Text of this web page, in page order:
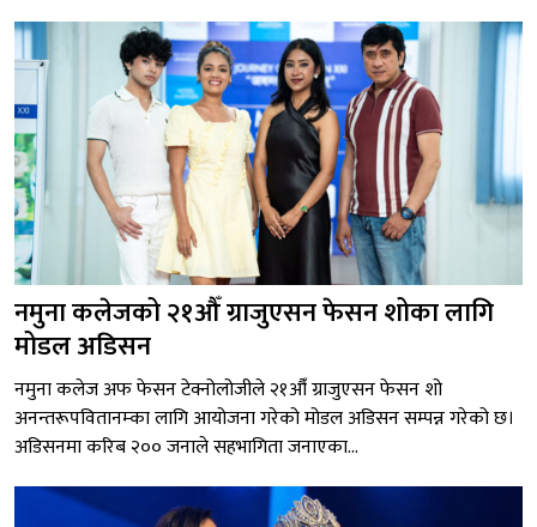
नमुना कलेजको २१औँ ग्राजुएसन फेसन शोका लागि
मोडल अडिसन
नमुना कलेज अफ फेसन टेक्नोलोजीले २१औँ ग्राजुएसन फेसन शो
अनन्तरूपवितानम्का लागि आयोजना गरेको मोडल अडिसन सम्पन्न गरेको छ।
अडिसनमा करिब २०० जनाले सहभागिता जनाएका...